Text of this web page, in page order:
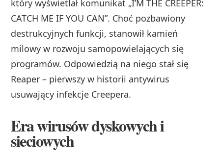
który wyświetlał komunikat „I’M THE CREEPER:
CATCH ME IF YOU CAN”. Choć pozbawiony
destrukcyjnych funkcji, stanowił kamień
milowy w rozwoju samopowielających się
programów. Odpowiedzią na niego stał się
Reaper – pierwszy w historii antywirus
usuwający infekcje Creepera.
Era wirusów dyskowych i
sieciowych